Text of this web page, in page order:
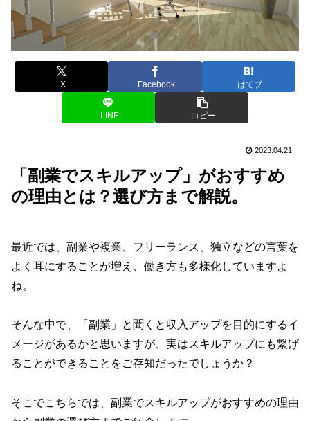
X Facebook はてブ
LINE コピー
2023.04.21
「副業でスキルアップ」がおすすめ
の理由とは？選び方まで解説。
最近では、副業や複業、フリーランス、独立などの言葉を
よく耳にすることが増え、働き方も多様化していますよ
ね。
そんな中で、「副業」と聞くと収入アップを目的にするイ
メージがあるかと思いますが、実はスキルアップにも繋げ
ることができることをご存知だったでしょうか？
そこでこちらでは、副業でスキルアップがおすすめの理由